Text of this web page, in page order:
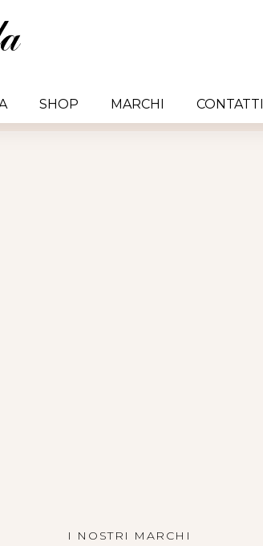
SHOP MARCHI CONTATTI
SHOP MARCHI CONTATTI
I NOSTRI MARCHI